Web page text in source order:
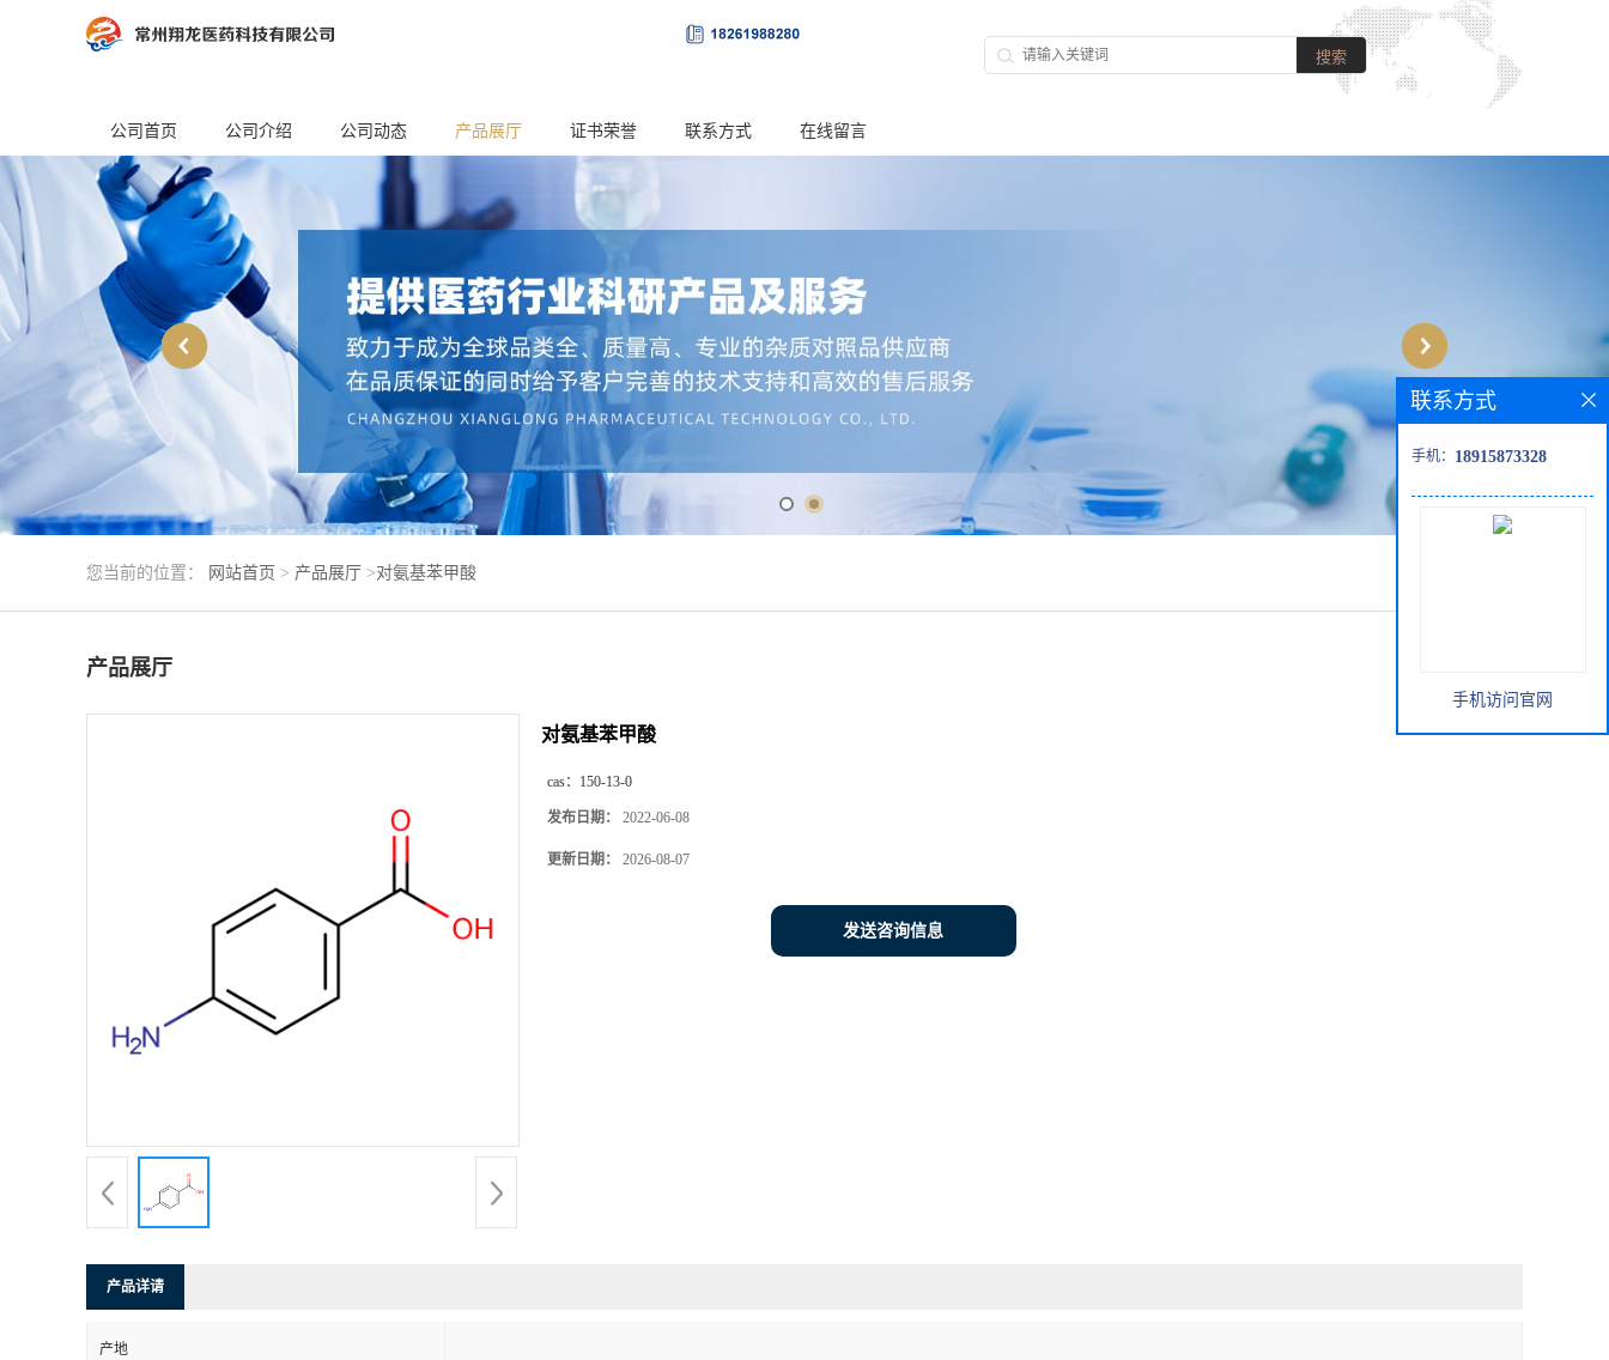
公司首页 公司介绍 公司动态 产品展厅 证书荣誉 联系方式 在线留言
您当前的位置： 网站首页 > 产品展厅 >对氨基苯甲酸
产品展厅
对氨基苯甲酸
cas： 150-13-0
发布日期： 2022-06-08
更新日期： 2026-08-07
发送咨询信息
产品详请
产地
联系方式
手机： 18915873328
手机访问官网